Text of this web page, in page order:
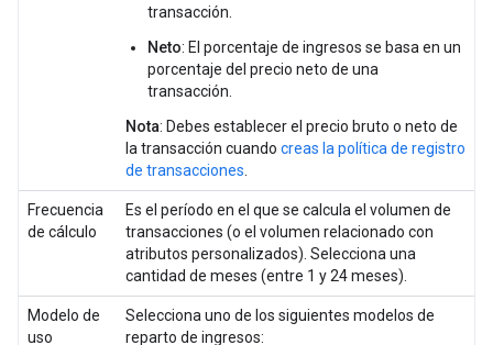
transacción.
Neto: El porcentaje de ingresos se basa en un
porcentaje del precio neto de una
transacción.
Nota: Debes establecer el precio bruto o neto de
la transacción cuando creas la política de registro
de transacciones
Frecuencia
de cálculo
Es el período en el que se calcula el volumen de
transacciones (o el volumen relacionado con
atributos personalizados). Selecciona una
cantidad de meses (entre 1 y 24 meses).
Modelo de
uso
Selecciona uno de los siguientes modelos de
reparto de ingresos: